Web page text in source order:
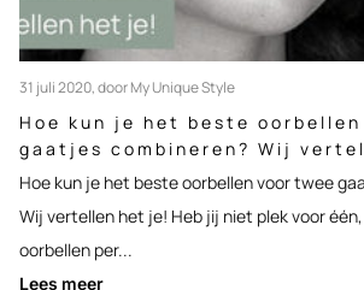
31 juli 2020, door My Unique Style
Hoe kun je het beste
gaatjes combineren? Wij
Hoe kun je het beste oorbellen voor twee
Wij vertellen het je! Heb jij niet plek voor
oorbellen per...
Lees meer